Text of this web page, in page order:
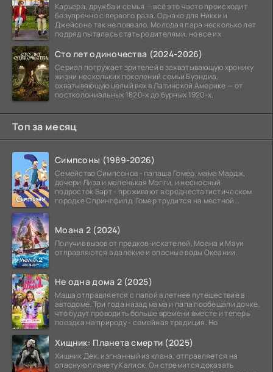
Карьера, дружба и семья — всё это часто происходит
безупречно с первого раза. Однако для Никки и
Джейсона так не повезло. Молодая пара несколько лет
подряд пыталась стать родителями, но все их
Сто лет одиночества (2024-2026)
Сериал погружает зрителей в захватывающую хронику
жизни нескольких поколений семьи Буэндиа,
охватывающую целый век в Латинской Америке — от
постколониальных 1820-х до бурных 1920-х.
Топ за месяц
Симпсоны (1989-2026)
Семейство Симпсонов - папаша Гомер, мама Мардж,
дочери Лиза и маленькая Мэгги, и несносный
подросток Барт - проживают в среднестатистическом
городке Спрингфилд. Гомер трудится на местной
Моана 2 (2024)
Получив вызов от предков-искателей, Моана и Мауи
отправляются в далёкие и опасные воды Океании.
Не одна дома 2 (2025)
Маша отправляется с папой в летнее путешествие в
автодоме. Три года назад мама и папа пообещали дочке,
что будут проводить больше времени вместе и теперь
поездка на природу - семейная традиция. Но
Хищник: Планета смерти (2025)
Хищник Дек, изгнанный из клана, отправляется на
опасную планету Калиск. Он стремится доказать